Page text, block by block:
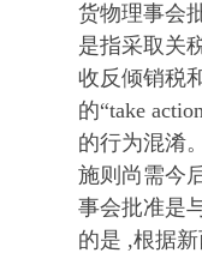
货物理事会
是指采取关
收反倾销税
的“take
的行为混淆
施则尚需今
事会批准是
的是 ,根据